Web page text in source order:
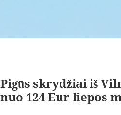
Pigūs skrydžiai iš
nuo 124 Eur liepos